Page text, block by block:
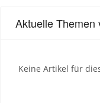
Aktuelle Themen
Keine Artikel für